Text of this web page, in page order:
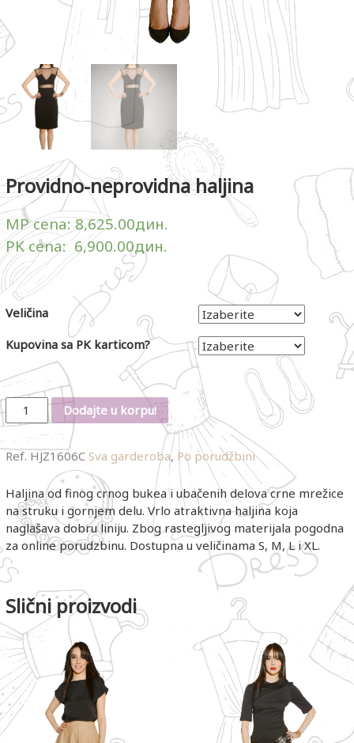
Providno-neprovidna haljina
MP cena:8,625.00дин.
PK cena:6,900.00дин.
Veličina
Kupovina sa PK karticom?
Količina Dodajte u korpu!
Ref.HJZ1606C Sva garderoba, Po porudžbini
Haljina od finog crnog bukea i ubačenih delova crne mrežice
na struku i gornjem delu. Vrlo atraktivna haljina koja
naglašava dobru liniju. Zbog rastegljivog materijala pogodna
za online porudzbinu. Dostupna u veličinama S, M, L i XL.
Slični proizvodi